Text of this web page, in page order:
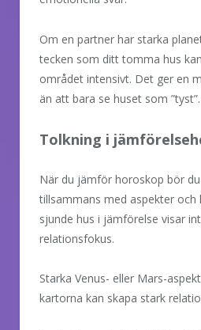
Om en partner har starka
tecken som ditt tomma hus
området intensivt. Det ger en
än att bara se huset som ”tyst”.
Tolkning i
När du jämför horoskop bör
tillsammans med aspekter
sjunde hus i jämförelse visar
relationsfokus.
Starka Venus- eller Mars-
kartorna kan skapa stark